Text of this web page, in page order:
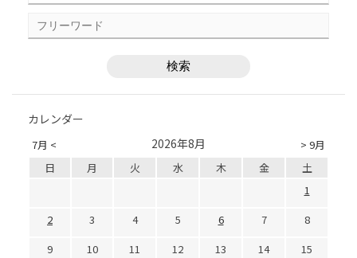
カレンダー
7月 < > 9月
2026年8月
日 月 火 水 木 金
土
1
2
3 4 5 6 7
8
9
10 11 12 13 14
15